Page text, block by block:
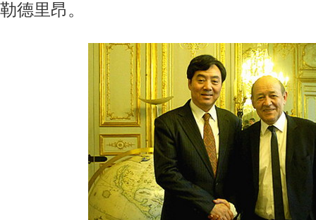
勒德里昂。